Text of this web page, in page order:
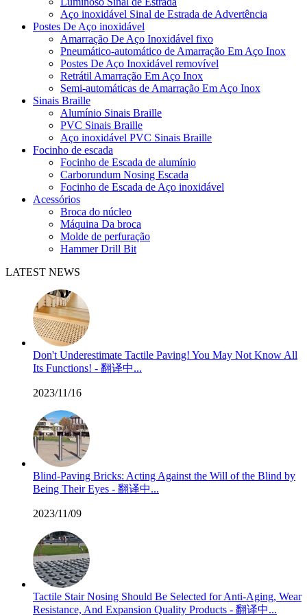
Aço inoxidável Sinal de Estrada de Advertência
Postes De Aço inoxidável
Amarração De Aço Inoxidável fixo
Pneumático-automático de Amarração Em Aço Inox
Postes De Aço Inoxidável removível
Retrátil Amarração Em Aço Inox
Semi-automáticas de Amarração Em Aço Inox
Sinais Braille
Alumínio Sinais Braille
PVC Sinais Braille
Aço inoxidável PVC Sinais Braille
Focinho de escada
Focinho de Escada de alumínio
Carborundum Nosing Escada
Focinho de Escada de Aço inoxidável
Acessórios
Broca do núcleo
Máquina Da broca
Molde de perfuração
Hammer Drill Bit
LATEST NEWS
Don't Underestimate Tactile Paving! You May Not Know All
Its Functions! - 翻译中...
2023/11/16
Blind-Paving Bricks: Acting Against the Will of the Blind by
Being Their Eyes - 翻译中...
2023/11/09
Tactile Stair Nosing Should Be Selected for Anti-Aging, Wear
Resistance, And Expansion Quality Products - 翻译中...